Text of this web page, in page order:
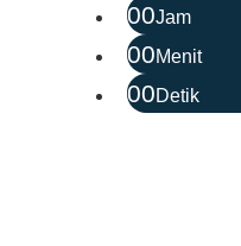
00Jam
00Menit
00Detik